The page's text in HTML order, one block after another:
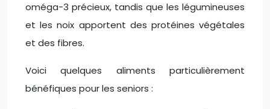
oméga-3 précieux, tandis que les légumineuses
et les noix apportent des protéines végétales
et des fibres.
Voici quelques aliments particulièrement
bénéfiques pour les seniors :